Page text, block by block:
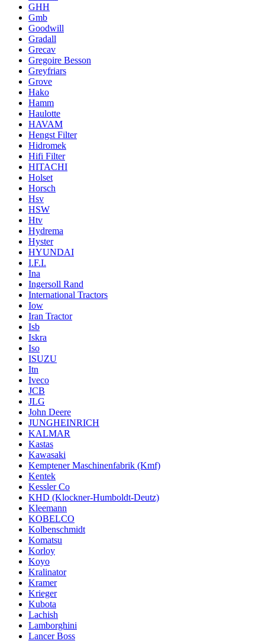
GHH
Gmb
Goodwill
Gradall
Grecav
Gregoire Besson
Greyfriars
Grove
Hako
Hamm
Haulotte
HAVAM
Hengst Filter
Hidromek
Hifi Filter
HITACHI
Holset
Horsch
Hsv
HSW
Htv
Hydrema
Hyster
HYUNDAI
I.F.I.
Ina
Ingersoll Rand
International Tractors
Iow
Iran Tractor
Isb
Iskra
Iso
ISUZU
Itn
Iveco
JCB
JLG
John Deere
JUNGHEINRICH
KALMAR
Kastas
Kawasaki
Kemptener Maschinenfabrik (Kmf)
Kentek
Kessler Co
KHD (Klockner-Humboldt-Deutz)
Kleemann
KOBELCO
Kolbenschmidt
Komatsu
Korloy
Koyo
Kralinator
Kramer
Krieger
Kubota
Lachish
Lamborghini
Lancer Boss